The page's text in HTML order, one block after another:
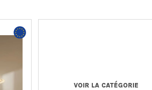
VOIR LA CATÉGORIE